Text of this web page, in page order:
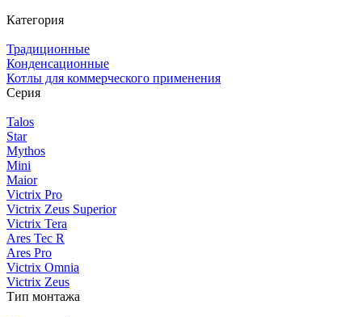
Категория
Традиционные
Конденсационные
Котлы для коммерческого применения
Серия
Talos
Star
Mythos
Mini
Maior
Victrix Pro
Victrix Zeus Superior
Victrix Tera
Ares Tec R
Ares Pro
Victrix Omnia
Victrix Zeus
Тип монтажа